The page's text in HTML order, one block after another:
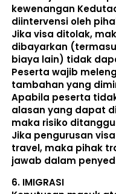
kewenangan
diintervensi oleh
Jika visa ditolak,
dibayarkan
biaya lain) tidak
Peserta wajib
tambahan yang
Apabila peserta
alasan yang dapat
maka risiko
Jika pengurusan
travel, maka pihak
jawab dalam
6. IMIGRASI